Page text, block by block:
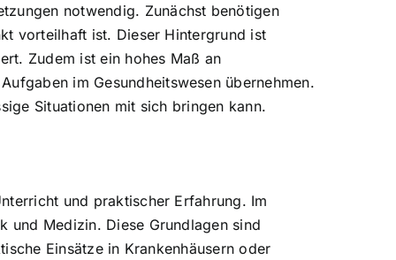
notwendig. Zunächst benötigen
vorteilhaft ist. Dieser Hintergrund ist
Zudem ist ein hohes Maß an
im Gesundheitswesen übernehmen.
Situationen mit sich bringen kann.
und praktischer Erfahrung. Im
und Medizin. Diese Grundlagen sind
Einsätze in Krankenhäusern oder